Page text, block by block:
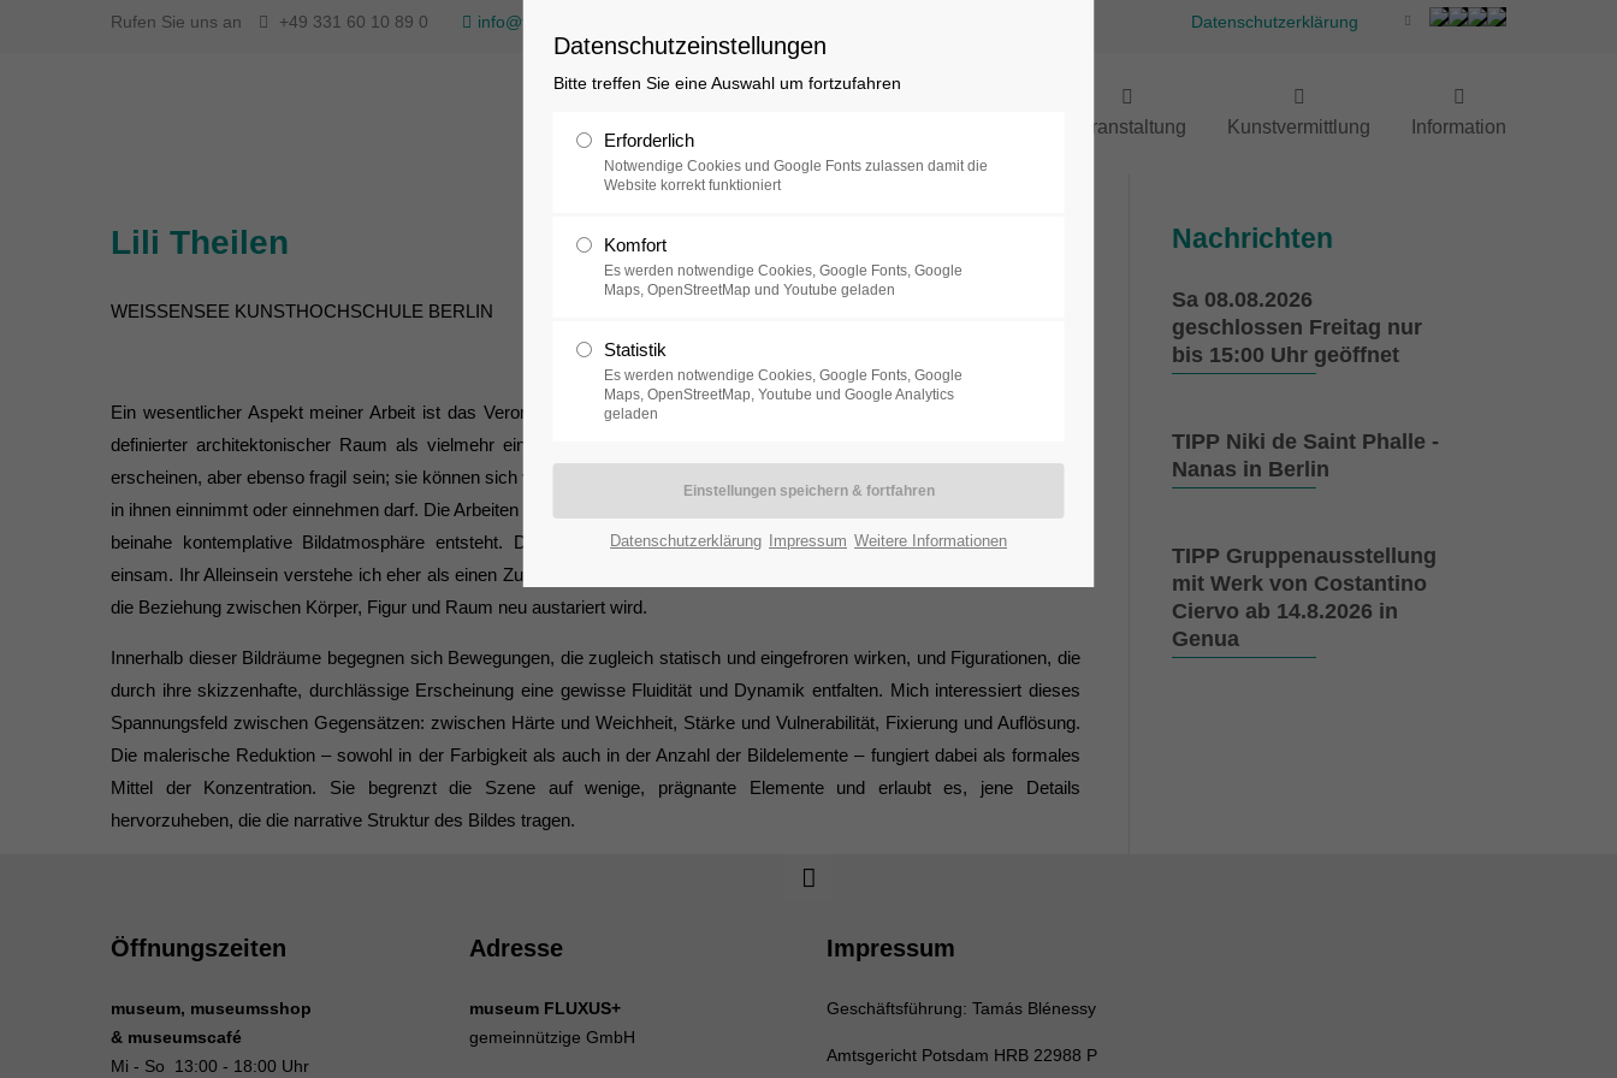
Datenschutzerklärung
Rufen Sie uns an +49 331 60 10 89 0 info@fluxusplus.de
Veranstaltung Kunstvermittlung Information
Lili Theilen
WEISSENSEE KUNSTHOCHSCHULE BERLIN
Ein wesentlicher Aspekt meiner Arbeit ist das Verorten von Personen im Raum. Dabei interessiert mich weniger ein klar
definierter architektonischer Raum als vielmehr ein psychischer oder gedanklicher Raum. Diese Räume können stabil
erscheinen, aber ebenso fragil sein; sie können sich verdichten oder kollabieren – abhängig davon, wie viel Raum eine Figur
in ihnen einnimmt oder einnehmen darf. Die Arbeiten sind bewusst in ihrer Farblichkeit reduziert, wodurch eine konzentrierte,
beinahe kontemplative Bildatmosphäre entsteht. Die Figuren erscheinen häufig allein, jedoch nicht notwendigerweise
einsam. Ihr Alleinsein verstehe ich eher als einen Zustand der Selbstverortung, als einen Moment des Insich-Seins, in dem
die Beziehung zwischen Körper, Figur und Raum neu austariert wird.
Innerhalb dieser Bildräume begegnen sich Bewegungen, die zugleich statisch und eingefroren wirken, und Figurationen, die
durch ihre skizzenhafte, durchlässige Erscheinung eine gewisse Fluidität und Dynamik entfalten. Mich interessiert dieses
Spannungsfeld zwischen Gegensätzen: zwischen Härte und Weichheit, Stärke und Vulnerabilität, Fixierung und Auflösung.
Die malerische Reduktion – sowohl in der Farbigkeit als auch in der Anzahl der Bildelemente – fungiert dabei als formales
Mittel der Konzentration. Sie begrenzt die Szene auf wenige, prägnante Elemente und erlaubt es, jene Details
hervorzuheben, die die narrative Struktur des Bildes tragen.
Nachrichten
Sa 08.08.2026
geschlossen Freitag nur
bis 15:00 Uhr geöffnet
TIPP Niki de Saint Phalle -
Nanas in Berlin
TIPP Gruppenausstellung
mit Werk von Costantino
Ciervo ab 14.8.2026 in
Genua
Öffnungszeiten
museum, museumsshop
& museumscafé
Mi - So 13:00 - 18:00 Uhr
Adresse
museum FLUXUS+
gemeinnützige GmbH
Impressum
Geschäftsführung: Tamás Blénessy
Amtsgericht Potsdam HRB 22988 P
Datenschutzeinstellungen
Bitte treffen Sie eine Auswahl um fortzufahren
Erforderlich
Notwendige Cookies und Google Fonts zulassen damit die
Website korrekt funktioniert
Komfort
Es werden notwendige Cookies, Google Fonts, Google
Maps, OpenStreetMap und Youtube geladen
Statistik
Es werden notwendige Cookies, Google Fonts, Google
Maps, OpenStreetMap, Youtube und Google Analytics
geladen
Datenschutzerklärung Impressum Weitere Informationen